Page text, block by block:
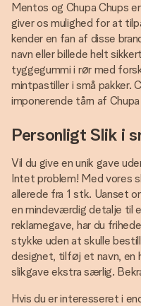
Mentos og Chupa Chups
giver os mulighed for at
kender en fan af disse
navn eller billede helt
tyggegummi i rør med
mintpastiller i små pakker.
imponerende tårn af
Personligt Slik i
Vil du give en unik gave
Intet problem! Med vores
allerede fra 1 stk. Uanset
en mindeværdig detalje til
reklamegave, har du
stykke uden at skulle
designet, tilføj et navn, en
slikgave ekstra særlig.
Hvis du er interesseret i